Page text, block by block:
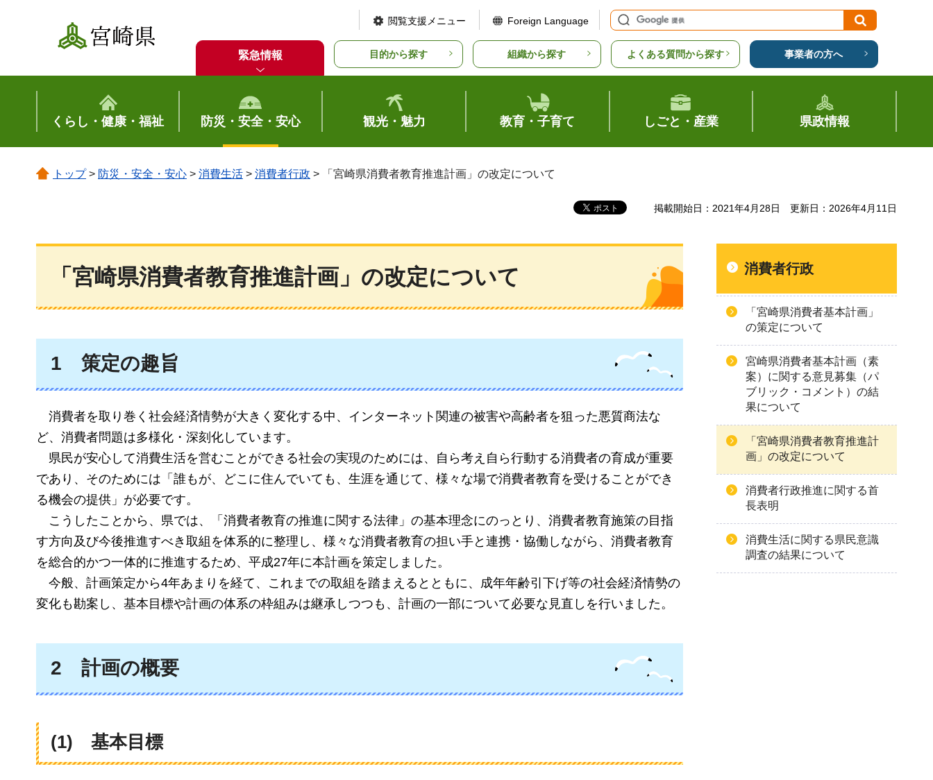
宮崎県
閲覧支援メニュー Foreign Language
緊急情報 目的から探す 組織から探す よくある質問から探す 事業者の方へ
くらし・健康・福祉 防災・安全・安心 観光・魅力 教育・子育て しごと・産業 県政情報
トップ> 防災・安全・安心 > 消費生活 > 消費者行政 > 「宮崎県消費者教育推進計画」の改定について
掲載開始日：2021年4月28日 更新日：2026年4月11日
「宮崎県消費者教育推進計画」の改定について
1 策定の趣旨
消費者を取り巻く社会経済情勢が大きく変化する中、インターネット関連の被害や高齢者を狙った悪質商法な
ど、消費者問題は多様化・深刻化しています。
県民が安心して消費生活を営むことができる社会の実現のためには、自ら考え自ら行動する消費者の育成が重要
であり、そのためには「誰もが、どこに住んでいても、生涯を通じて、様々な場で消費者教育を受けることができ
る機会の提供」が必要です。
こ うしたことから、県では、「消費者教育の推進に関する法律」の基本理念にのっとり、消費者教育施策の目指
す方向及び今後推進すべき取組を体系的に整理し、様々な消費者教育の担い手と連携・協働しながら、消費者教育
を総合的かつ一体的に推進するため、平成27年に本計画を策定しました。
今般、計画策定から4年あまりを経て、これまでの取組を踏まえるとともに、成年年齢引下げ等の社会経済情勢の
変化も勘案し、基本目標や計画の体系の枠組みは継承しつつも、計画の一部について必要な見直しを行いました。
2 計画の概要
(1) 基本目標
消費者行政
「宮崎県消費者基本計画」
の策定について
宮崎県消費者基本計画（素
案）に関する意見募集（パ
ブリック・コメント）の結
果について
「宮崎県消費者教育推進計
画」の改定について
消費者行政推進に関する首
長表明
消費生活に関する県民意識
調査の結果について